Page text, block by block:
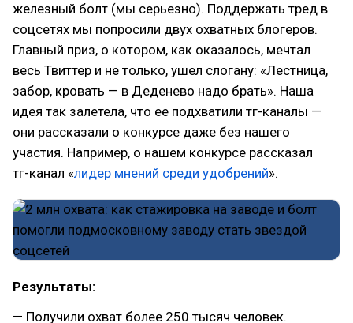
железный болт (мы серьезно). Поддержать тред в
соцсетях мы попросили двух охватных блогеров.
Главный приз, о котором, как оказалось, мечтал
весь Твиттер и не только, ушел слогану: «Лестница,
забор, кровать — в Деденево надо брать». Наша
идея так залетела, что ее подхватили тг-каналы —
они рассказали о конкурсе даже без нашего
участия. Например, о нашем конкурсе рассказал
тг-канал «лидер мнений среди удобрений».
Результаты:
— Получили охват более 250 тысяч человек.